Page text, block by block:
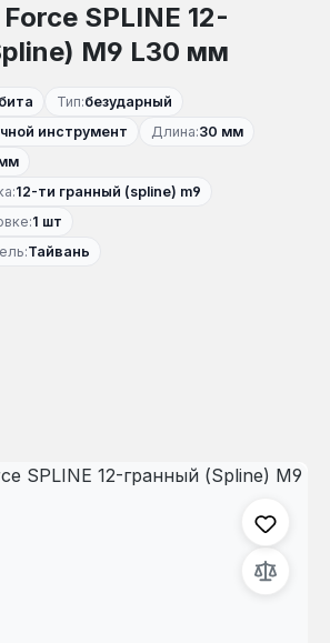
SPLINE 12-
M9 L30 мм
бита Тип:безударный
инструмент Длина:30 мм
12-ти гранный (spline) m9
1 шт
Тайвань
изображений